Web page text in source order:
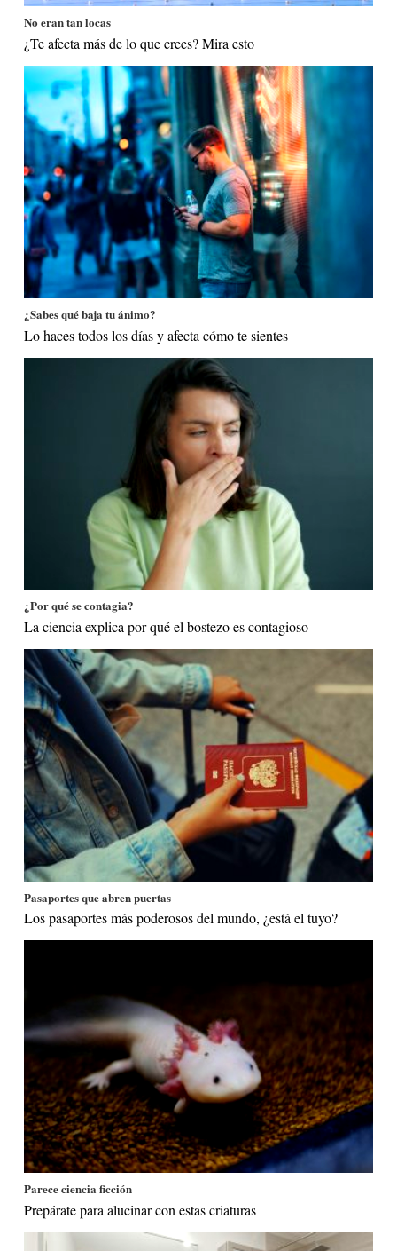
No eran tan locas
¿Te afecta más de lo que crees? Mira esto
¿Sabes qué baja tu ánimo?
Lo haces todos los días y afecta cómo te sientes
¿Por qué se contagia?
La ciencia explica por qué el bostezo es contagioso
Pasaportes que abren puertas
Los pasaportes más poderosos del mundo, ¿está el tuyo?
Parece ciencia ficción
Prepárate para alucinar con estas criaturas